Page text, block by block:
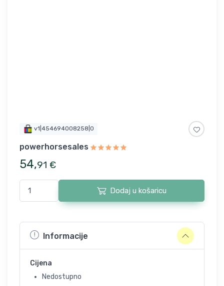
v1|454694008258|0
powerhorsesales
54,91 €
Dodaj u košaricu
Informacije
Cijena
Nedostupno